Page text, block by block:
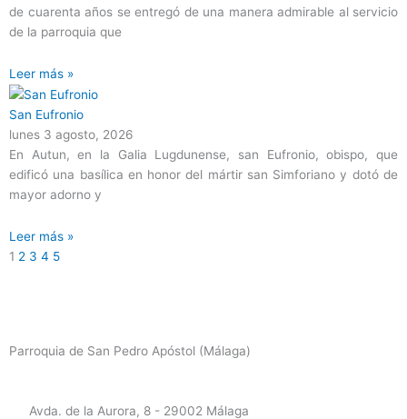
de cuarenta años se entregó de una manera admirable al servicio
de la parroquia que
Leer más »
San Eufronio
lunes 3 agosto, 2026
En Autun, en la Galia Lugdunense, san Eufronio, obispo, que
edificó una basílica en honor del mártir san Simforiano y dotó de
mayor adorno y
Leer más »
1 2 3 4 5
Parroquia de San Pedro Apóstol (Málaga)
Avda. de la Aurora, 8 - 29002 Málaga